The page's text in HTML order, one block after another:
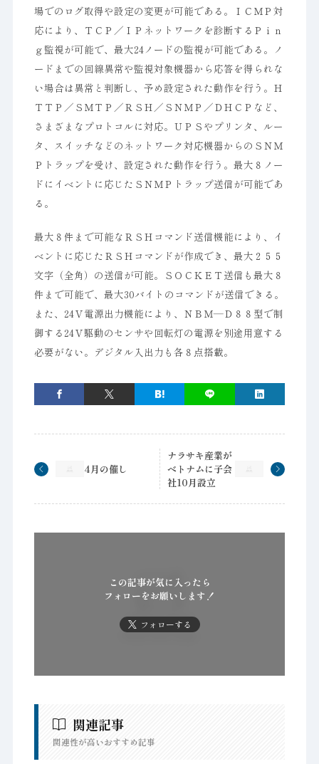
場でのログ取得や設定の変更が可能である。ＩＣＭＰ対
応により、ＴＣＰ／ＩＰネットワークを診断するＰｉｎ
ｇ監視が可能で、最大24ノードの監視が可能である。ノ
ードまでの回線異常や監視対象機器から応答を得られな
い場合は異常と判断し、予め設定された動作を行う。Ｈ
ＴＴＰ／ＳＭＴＰ／ＲＳＨ／ＳＮＭＰ／ＤＨＣＰなど、
さまざまなプロトコルに対応。ＵＰＳやプリンタ、ルー
タ、スイッチなどのネットワーク対応機器からのＳＮＭ
Ｐトラップを受け、設定された動作を行う。最大８ノー
ドにイベントに応じたＳＮＭＰトラップ送信が可能であ
る。
最大８件まで可能なＲＳＨコマンド送信機能により、イ
ベントに応じたＲＳＨコマンドが作成でき、最大２５５
文字（全角）の送信が可能。ＳＯＣＫＥＴ送信も最大８
件まで可能で、最大30バイトのコマンドが送信できる。
また、24Ｖ電源出力機能により、ＮＢＭ―Ｄ８８型で制
御する24Ｖ駆動のセンサや回転灯の電源を別途用意する
必要がない。デジタル入出力も各８点搭載。
4月の催し
ナラサキ産業が
ベトナムに子会
社10月設立
この記事が気に入ったら
フォローをお願いします！
フォローする
関連記事
関連性が高いおすすめ記事